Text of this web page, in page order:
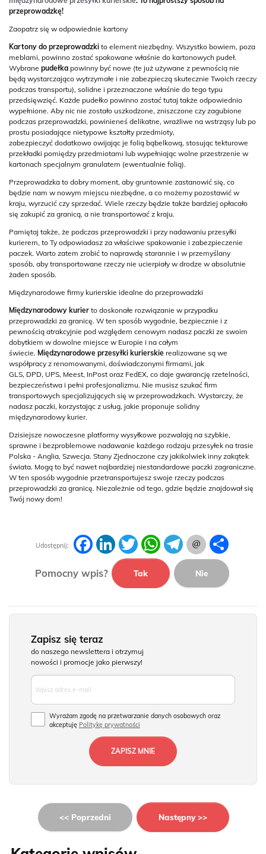
przeprowadzkę!
Zaopatrz się w odpowiednie kartony
Kartony do przeprowadzki to element niezbędny. Wszystko bowiem, poza
meblami, powinno zostać spakowane właśnie do kartonowych pudeł.
Wybrane pudełka powinny być nowe (te już używane z pewnością nie
będą wystarczająco wytrzymałe i nie zabezpieczą skutecznie Twoich rzeczy
podczas transportu), solidne i przeznaczone właśnie do tego typu
przedsięwzięć. Każde pudełko powinno zostać tutaj także odpowiednio
wypełnione. Aby nic nie zostało uszkodzone, zniszczone czy zagubione
podczas przeprowadzki, powinieneś delikatne, wrażliwe na wstrząsy lub po
prostu posiadające nietypowe kształty przedmioty,
zabezpieczyć dodatkowo owijając je folią bąbelkową, stosując tekturowe
przekładki pomiędzy przedmiotami lub wypełniając wolne przestrzenie w
kartonach specjalnym granulatem (ewentualnie folią).
Przeprowadzka to dobry moment, aby gruntownie zastanowić się, co
będzie nam w nowym miejscu niezbędne, a co możemy pozostawić w
kraju, wyrzucić czy sprzedać. Wiele rzeczy będzie także bardziej opłacało
się zakupić za granicą, a nie transportować z kraju.
Pamiętaj także, że podczas przeprowadzki i przy nadawaniu przesyłki
kurierem, to Ty odpowiadasz za właściwe spakowanie i zabezpieczenie
paczek. Warto zatem zrobić to naprawdę starannie i w przemyślany
sposób, aby transportowane rzeczy nie ucierpiały w drodze w absolutnie
żaden sposób.
Międzynarodowe firmy kurierskie idealne do przeprowadzki
Międzynarodowy kurier to doskonałe rozwiązanie w przypadku
przeprowadzki za granicę. W ten sposób wygodnie, bezpiecznie i z
pewnością atrakcyjnie pod względem cenowym nadasz paczki ze swoim
dobytkiem w dowolne miejsce w Europie i na całym
świecie. Międzynarodowe przesyłki kurierskie realizowane są we
współpracy z renomowanymi, doświadczonymi firmami, jak
GLS, DPD, UPS, Meest, InPost oraz FedEX, co daje gwarancję rzetelności,
bezpieczeństwa i pełni profesjonalizmu. Nie musisz szukać firm
transportowych specjalizujących się w przeprowadzkach. Wystarczy, że
nadasz paczki, korzystając z usług, jakie proponuje solidny
międzynarodowy kurier.
Dzisiejsze nowoczesne platformy wysyłkowe pozwalają na szybkie,
sprawne i bezproblemowe nadawanie każdego rodzaju przesyłek na trasie
Polska - Anglia, Szwecja. Stany Zjednoczone czy jakikolwiek inny zakątek
świata. Mogą to być nawet najbardziej niestandardowe paczki zagraniczne.
W ten sposób wygodnie przetransportujesz swoje rzeczy podczas
przeprowadzki za granicę. Niezależnie od tego, gdzie będzie znajdował się
Twój nowy dom!
Udostępnij:
FacebookLinkedInTwitter WhatsAppTelegram
Pomocny wpis? Tak Nie
Zapisz się teraz
do naszego newslettera i otrzymuj
nowości i promocje jako pierwszy!
Wyrażam zgodę na przetwarzanie danych osobowych oraz
akceptuję Politykę prywatności
<< Poprzedni Następny >>